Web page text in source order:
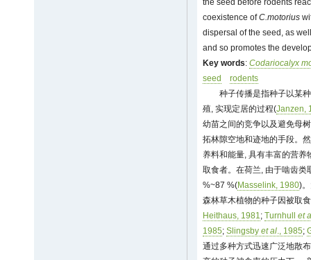
the seed before rodents
coexistence ofC.motorius
dispersal of the seed, as
and so promotes the
Key words: Codariocalyx
seed
rodents
种子传播是指种子以某
殖, 实现定居的过程(Janzen,
幼苗之间的竞争以及避免母
拓林隙空地和迹地的手段。
养料和能量, 具有丰富的营养
取食者。在荷兰, 由于啮齿类
%~87 %(Masselink, 1980)
森林草木植物的种子因被取
Heithaus, 1981; Turnhull et
1985; Slingsby et al., 1985;
通过多种方式迅速广泛地散